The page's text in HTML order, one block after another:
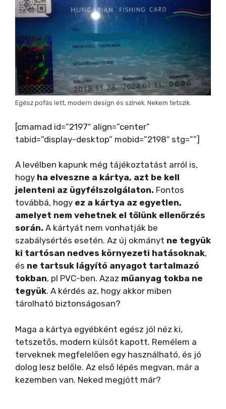
Egész pofás lett, modern design és színek. Nekem tetszik.
[cmamad id=”2197″ align=”center”
tabid=”display-desktop” mobid=”2198″ stg=””]
A levélben kapunk még tájékoztatást arról is,
hogy ha elveszne a kártya, azt be kell
jelenteni az ügyfélszolgálaton. Fontos
továbbá, hogy ez a kártya az egyetlen,
amelyet nem vehetnek el tőlünk ellenőrzés
során. A kártyát nem vonhatják be
szabálysértés esetén. Az új okmányt ne tegyük
ki tartósan nedves környezeti hatásoknak,
és ne tartsuk lágyító anyagot tartalmazó
tokban, pl PVC-ben. Azaz műanyag tokba ne
tegyük. A kérdés az, hogy akkor miben
tárolható biztonságosan?
Maga a kártya egyébként egész jól néz ki,
tetszetős, modern külsőt kapott. Remélem a
terveknek megfelelően egy használható, és jó
dolog lesz belőle. Az első lépés megvan, már a
kezemben van. Neked megjött már?